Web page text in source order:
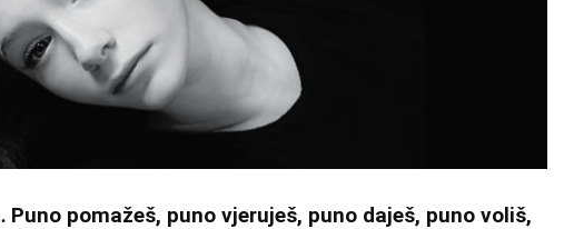
Puno pomažeš, puno vjeruješ, puno daješ, puno voliš,